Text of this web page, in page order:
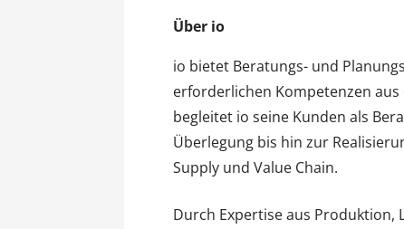
Über io
io bietet Beratungs- und
erforderlichen Kompetenzen
begleitet io seine Kunden als
Überlegung bis hin zur
Supply und Value Chain.
Durch Expertise aus Produktion,